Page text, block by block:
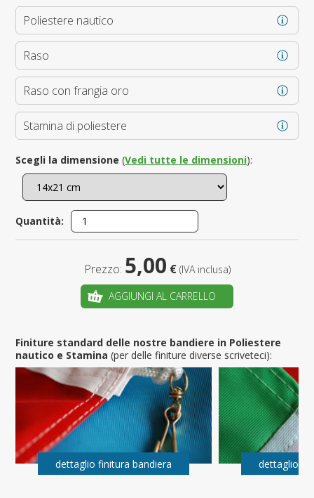
Poliestere nautico
Raso
Raso con frangia oro
Stamina di poliestere
Scegli la dimensione (Vedi tutte le dimensioni):
Quantità:
Prezzo: 5,00 € (IVA inclusa)
AGGIUNGI AL CARRELLO
Finiture standard delle nostre bandiere in Poliestere
nautico e Stamina(per delle finiture diverse scriveteci):
dettaglio finitura bandiera dettaglio